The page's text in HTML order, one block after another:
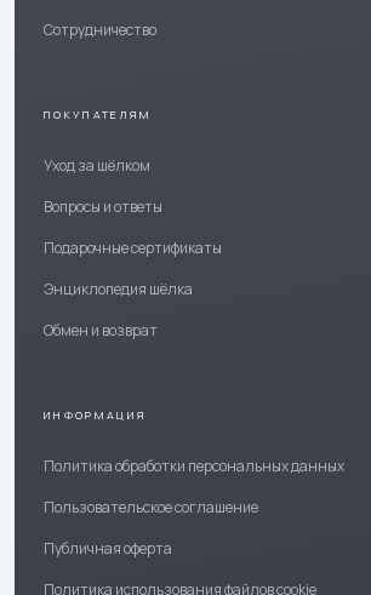
Сотрудничество
ПОКУПАТЕЛЯМ
Уход за шёлком
Вопросы и ответы
Подарочные сертификаты
Энциклопедия шёлка
Обмен и возврат
ИНФОРМАЦИЯ
Политика обработки персональных данных
Пользовательское соглашение
Публичная оферта
Политика использования файлов cookie